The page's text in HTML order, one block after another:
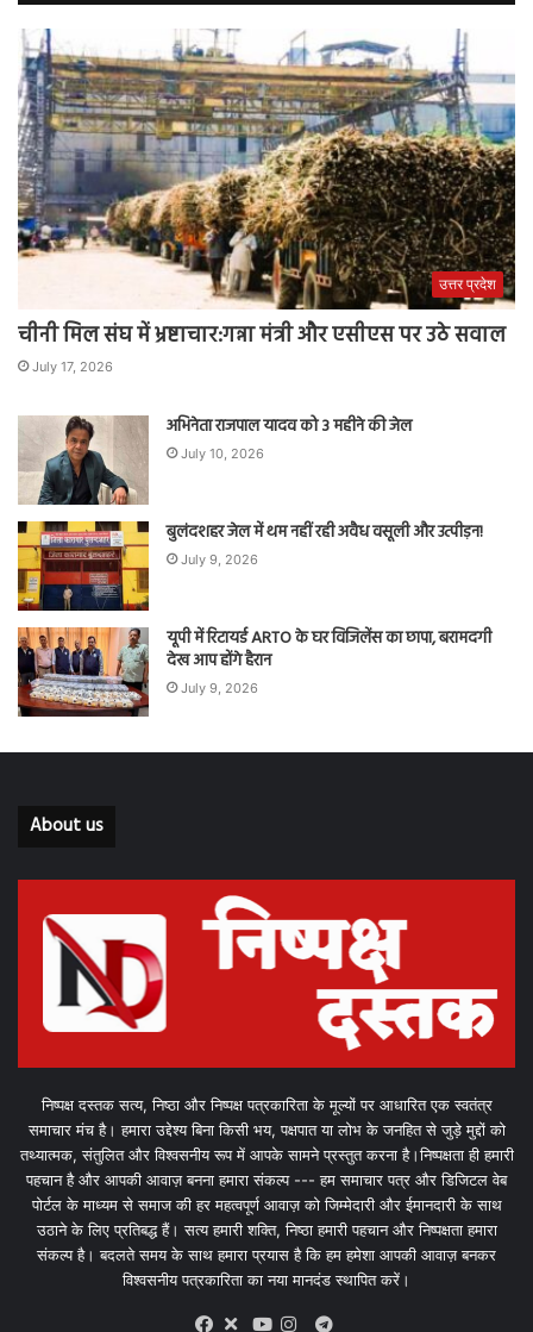
उत्तर प्रदेश
चीनी मिल संघ में भ्रष्टाचार:गन्ना मंत्री और एसीएस पर उठे सवाल
July 17, 2026
अभिनेता राजपाल यादव को 3 महीने की जेल
July 10, 2026
बुलंदशहर जेल में थम नहीं रही अवैध वसूली और उत्पीड़न!
July 9, 2026
यूपी में रिटायर्ड ARTO के घर विजिलेंस का छापा, बरामदगी
देख आप होंगे हैरान
July 9, 2026
About us
निष्पक्ष दस्तक सत्य, निष्ठा और निष्पक्ष पत्रकारिता के मूल्यों पर आधारित एक स्वतंत्र
समाचार मंच है। हमारा उद्देश्य बिना किसी भय, पक्षपात या लोभ के जनहित से जुड़े मुद्दों को
तथ्यात्मक, संतुलित और विश्वसनीय रूप में आपके सामने प्रस्तुत करना है।निष्पक्षता ही हमारी
पहचान है और आपकी आवाज़ बनना हमारा संकल्प --- हम समाचार पत्र और डिजिटल वेब
पोर्टल के माध्यम से समाज की हर महत्वपूर्ण आवाज़ को जिम्मेदारी और ईमानदारी के साथ
उठाने के लिए प्रतिबद्ध हैं। सत्य हमारी शक्ति, निष्ठा हमारी पहचान और निष्पक्षता हमारा
संकल्प है। बदलते समय के साथ हमारा प्रयास है कि हम हमेशा आपकी आवाज़ बनकर
विश्वसनीय पत्रकारिता का नया मानदंड स्थापित करें।
X
Telegram